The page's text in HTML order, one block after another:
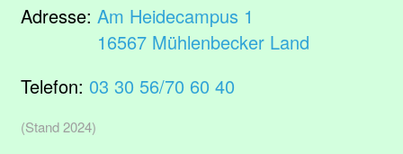
Adresse: Am Heidecampus 1
16567 Mühlenbecker Land
Telefon: 03 30 56/70 60 40
(Stand 2024)